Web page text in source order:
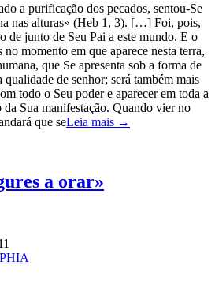
a purificação dos pecados, sentou-Se
nas alturas» (Heb 1, 3). […] Foi, pois,
de junto de Seu Pai a este mundo. E o
momento em que aparece nesta terra,
que Se apresenta sob a forma de
qualidade de senhor; será também mais
todo o Seu poder e aparecer em toda a
da Sua manifestação. Quando vier no
que seLeia mais →
a orar»